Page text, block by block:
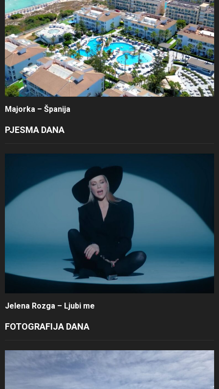
Majorka – Španija
PJESMA DANA
Jelena Rozga – Ljubi me
FOTOGRAFIJA DANA